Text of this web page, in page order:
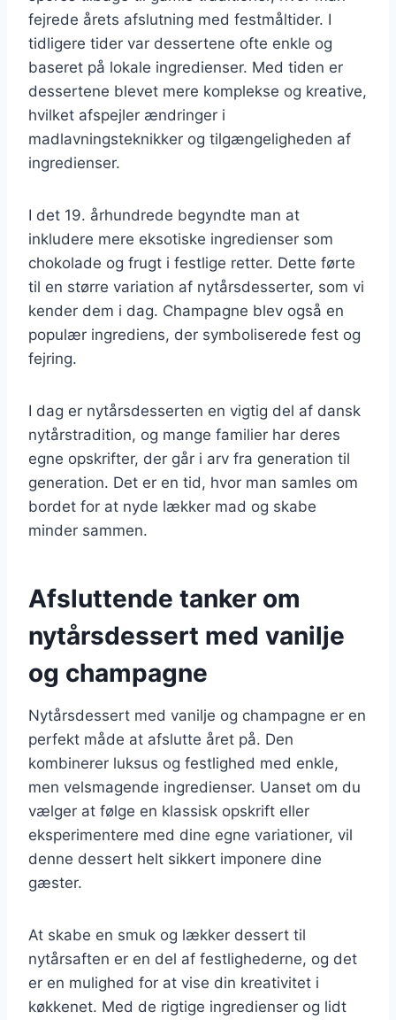
fejrede årets afslutning med festmåltider. I
tidligere tider var dessertene ofte enkle og
baseret på lokale ingredienser. Med tiden er
dessertene blevet mere komplekse og kreative,
hvilket afspejler ændringer i
madlavningsteknikker og tilgængeligheden af
ingredienser.
I det 19. århundrede begyndte man at
inkludere mere eksotiske ingredienser som
chokolade og frugt i festlige retter. Dette førte
til en større variation af nytårsdesserter, som vi
kender dem i dag. Champagne blev også en
populær ingrediens, der symboliserede fest og
fejring.
I dag er nytårsdesserten en vigtig del af dansk
nytårstradition, og mange familier har deres
egne opskrifter, der går i arv fra generation til
generation. Det er en tid, hvor man samles om
bordet for at nyde lækker mad og skabe
minder sammen.
Afsluttende tanker om
nytårsdessert med vanilje
og champagne
Nytårsdessert med vanilje og champagne er en
perfekt måde at afslutte året på. Den
kombinerer luksus og festlighed med enkle,
men velsmagende ingredienser. Uanset om du
vælger at følge en klassisk opskrift eller
eksperimentere med dine egne variationer, vil
denne dessert helt sikkert imponere dine
gæster.
At skabe en smuk og lækker dessert til
nytårsaften er en del af festlighederne, og det
er en mulighed for at vise din kreativitet i
køkkenet. Med de rigtige ingredienser og lidt